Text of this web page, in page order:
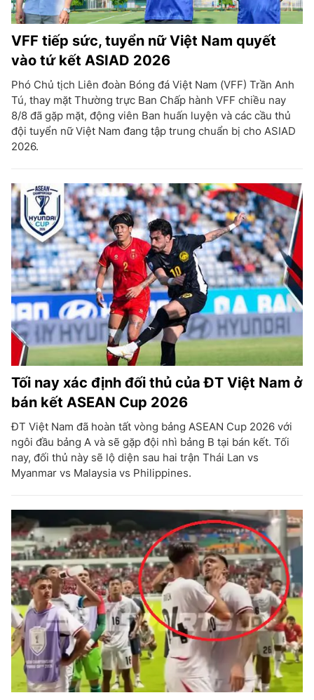
VFF tiếp sức, tuyển nữ Việt Nam quyết
vào tứ kết ASIAD 2026
Phó Chủ tịch Liên đoàn Bóng đá Việt Nam (VFF) Trần Anh
Tú, thay mặt Thường trực Ban Chấp hành VFF chiều nay
8/8 đã gặp mặt, động viên Ban huấn luyện và các cầu thủ
đội tuyển nữ Việt Nam đang tập trung chuẩn bị cho ASIAD
2026.
Tối nay xác định đối thủ của ĐT Việt Nam ở
bán kết ASEAN Cup 2026
ĐT Việt Nam đã hoàn tất vòng bảng ASEAN Cup 2026 với
ngôi đầu bảng A và sẽ gặp đội nhì bảng B tại bán kết. Tối
nay, đối thủ này sẽ lộ diện sau hai trận Thái Lan vs
Myanmar vs Malaysia vs Philippines.